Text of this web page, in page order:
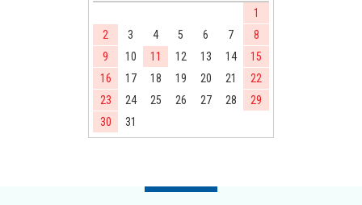
1
2
3 4 5 6 7
8
9
10 11 12 13 14
15
16
17 18 19 20 21
22
23
24 25 26 27 28
29
30
31